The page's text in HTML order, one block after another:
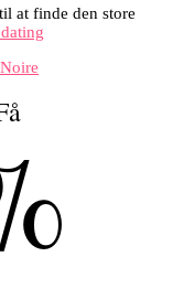
at finde den store